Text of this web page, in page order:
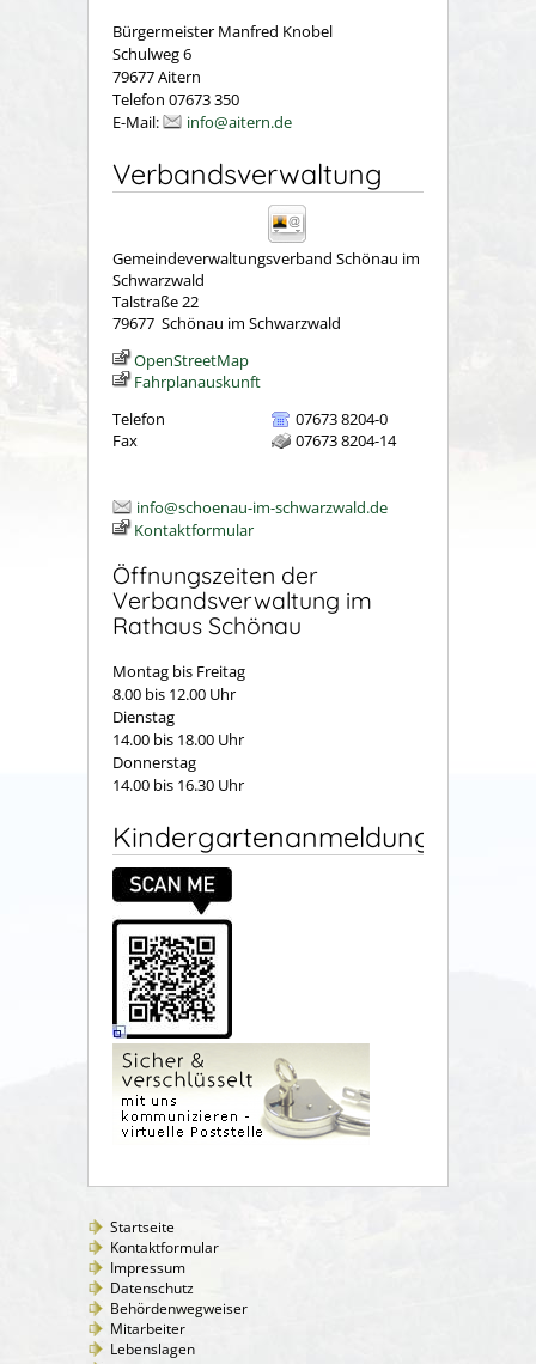
Bürgermeister Manfred Knobel
Schulweg 6
79677 Aitern
Telefon 07673 350
E-Mail:
info@aitern.de
Verbandsverwaltung
Gemeindeverwaltungsverband Schönau im
Schwarzwald
Talstraße 22
79677 Schönau im Schwarzwald
OpenStreetMap
Fahrplanauskunft
Telefon
07673 8204-0
Fax
07673 8204-14
info@schoenau-im-schwarzwald.de
Kontaktformular
Öffnungszeiten der
Verbandsverwaltung im
Rathaus Schönau
Montag bis Freitag
8.00 bis 12.00 Uhr
Dienstag
14.00 bis 18.00 Uhr
Donnerstag
14.00 bis 16.30 Uhr
Kindergartenanmeldung
Startseite
Kontaktformular
Impressum
Datenschutz
Behördenwegweiser
Mitarbeiter
Lebenslagen